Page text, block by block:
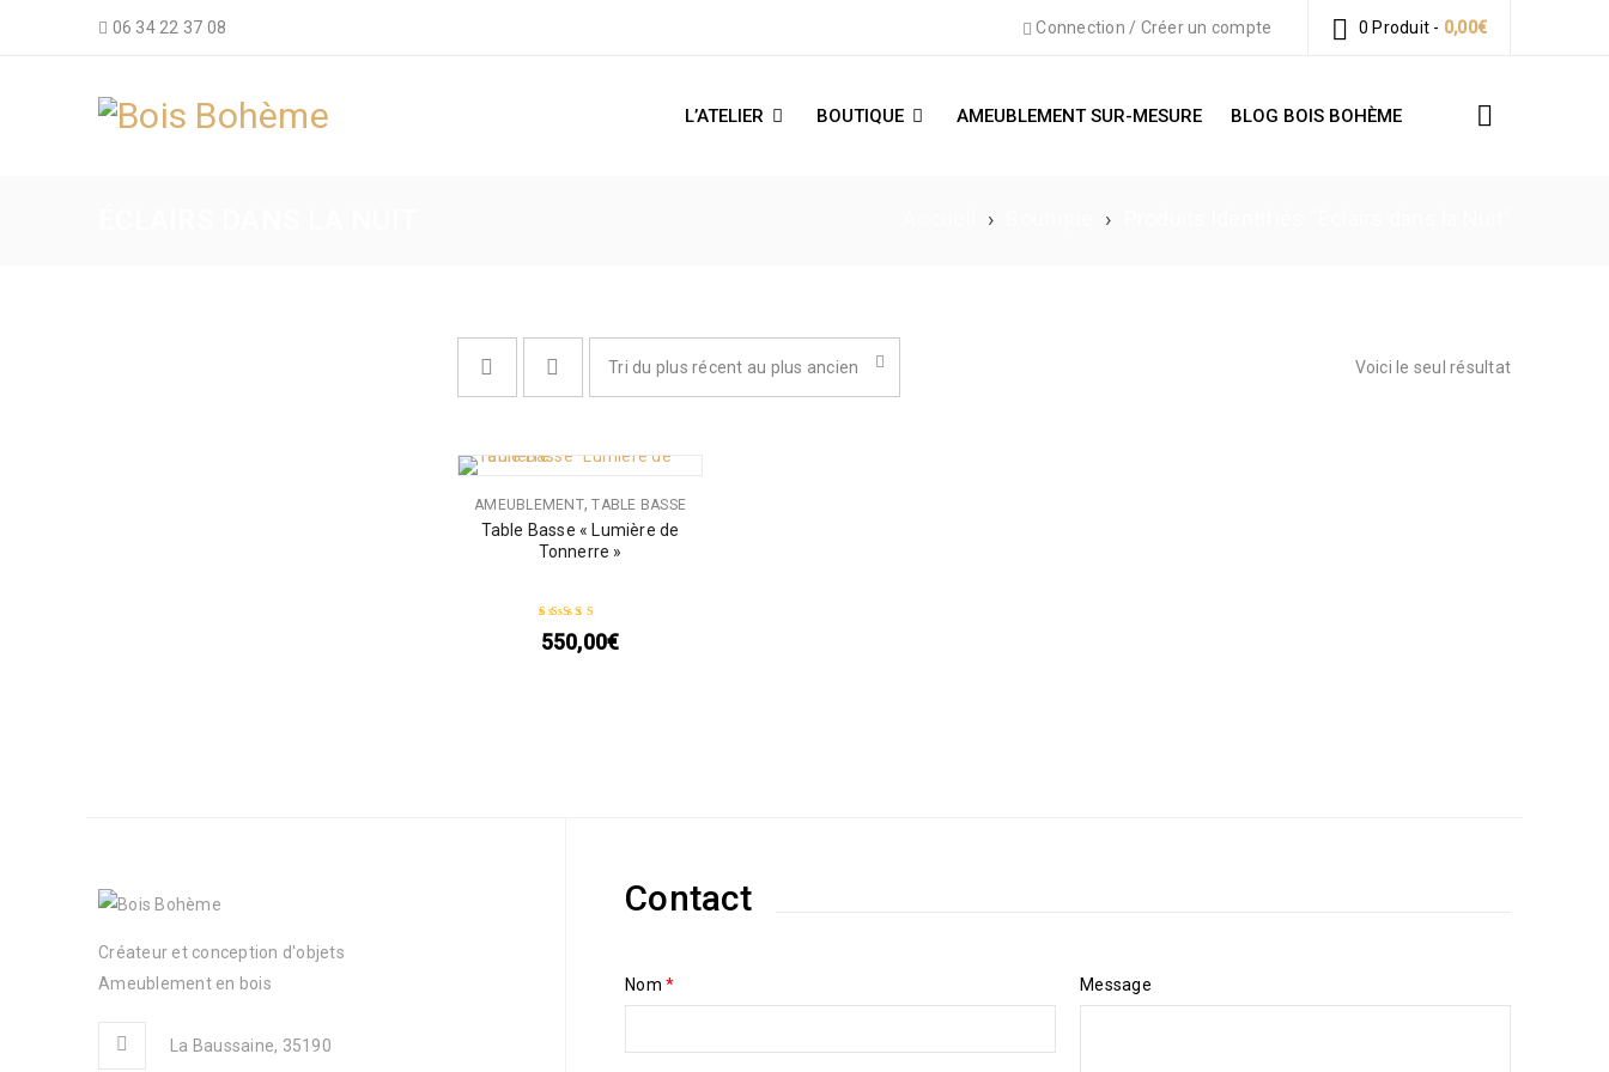
06 34 22 37 08 0 Produit - 0,00€
Connection / Créer un compte
L’ATELIER BOUTIQUE AMEUBLEMENT SUR-MESURE BLOG BOIS BOHÈME
› ›
Voici le seul résultat
Tri du plus récent au plus ancien
AMEUBLEMENT,TABLE BASSE
Table Basse « Lumière de
Tonnerre »
Note5.00sur 5
550,00€
Créateur et conception d'objets
Ameublement en bois
La Baussaine, 35190
Contact
Nom * Message